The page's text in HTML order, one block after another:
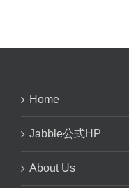
Home
Jabble公式HP
About Us